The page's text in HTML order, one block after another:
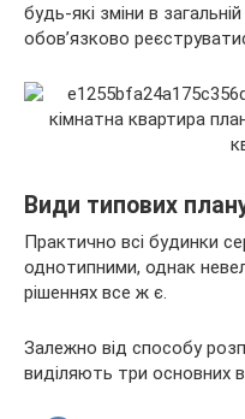
будь-які зміни в
обов’язково
Види типових
Практично всі будинки
однотипними, однак
рішеннях все ж є.
Залежно від способу
виділяють три основних